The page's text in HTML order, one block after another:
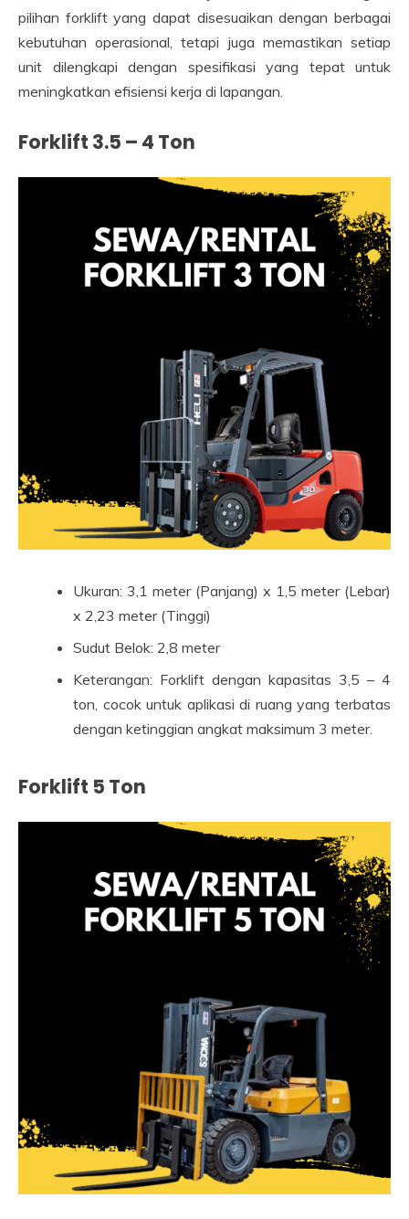
pilihan forklift yang dapat disesuaikan dengan berbagai
kebutuhan operasional, tetapi juga memastikan setiap
unit dilengkapi dengan spesifikasi yang tepat untuk
meningkatkan efisiensi kerja di lapangan.
Forklift 3.5 – 4 Ton
Ukuran: 3,1 meter (Panjang) x 1,5 meter (Lebar)
x 2,23 meter (Tinggi)
Sudut Belok: 2,8 meter
Keterangan: Forklift dengan kapasitas 3,5 – 4
ton, cocok untuk aplikasi di ruang yang terbatas
dengan ketinggian angkat maksimum 3 meter.
Forklift 5 Ton